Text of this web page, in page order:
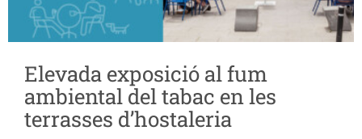
Elevada exposició al fum
ambiental del tabac en les
terrasses d’hostaleria